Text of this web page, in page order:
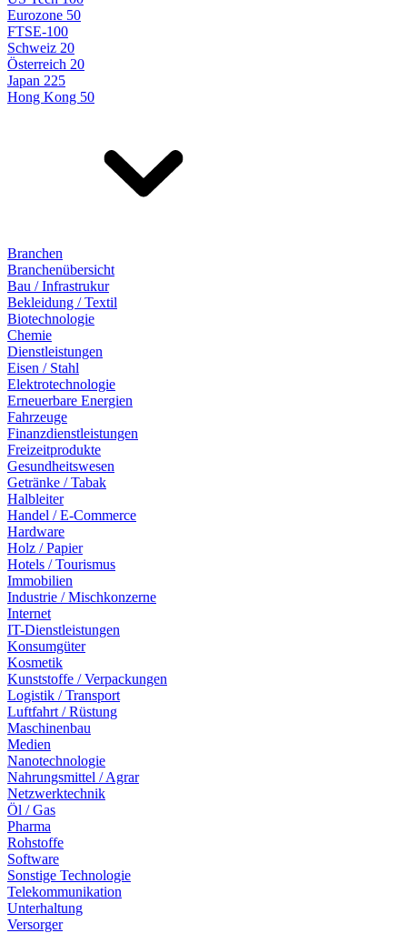
Eurozone 50
FTSE-100
Schweiz 20
Österreich 20
Japan 225
Hong Kong 50
Branchen
Branchenübersicht
Bau / Infrastrukur
Bekleidung / Textil
Biotechnologie
Chemie
Dienstleistungen
Eisen / Stahl
Elektrotechnologie
Erneuerbare Energien
Fahrzeuge
Finanzdienstleistungen
Freizeitprodukte
Gesundheitswesen
Getränke / Tabak
Halbleiter
Handel / E-Commerce
Hardware
Holz / Papier
Hotels / Tourismus
Immobilien
Industrie / Mischkonzerne
Internet
IT-Dienstleistungen
Konsumgüter
Kosmetik
Kunststoffe / Verpackungen
Logistik / Transport
Luftfahrt / Rüstung
Maschinenbau
Medien
Nanotechnologie
Nahrungsmittel / Agrar
Netzwerktechnik
Öl / Gas
Pharma
Rohstoffe
Software
Sonstige Technologie
Telekommunikation
Unterhaltung
Versorger